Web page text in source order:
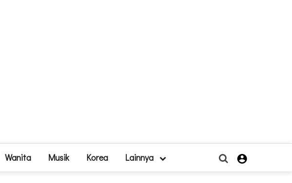
Wanita Musik Korea Lainnya 